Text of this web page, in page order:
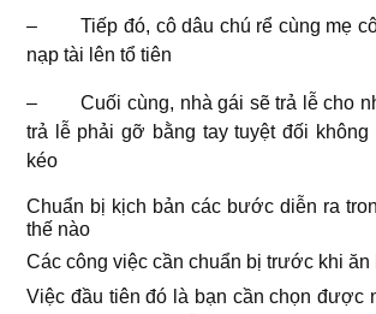
– Tiếp đó, cô dâu chú rể cùng mẹ cô
nạp tài lên tổ tiên
– Cuối cùng, nhà gái sẽ trả lễ cho
trả lễ phải gỡ bằng tay tuyệt đối
kéo
Chuẩn bị kịch bản các bước diễn ra
thế nào
Các công việc cần chuẩn bị trước khi ăn
Việc đầu tiên đó là bạn cần chọn được